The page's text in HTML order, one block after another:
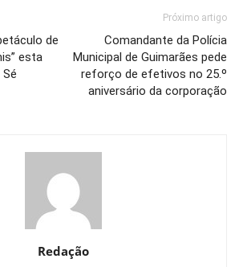
de
esta
Próximo artigo
Comandante da Polícia
Municipal de Guimarães pede
reforço de efetivos no 25.º
aniversário da corporação
Redação